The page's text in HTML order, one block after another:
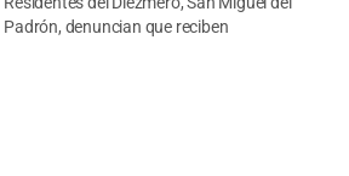
Padrón, denuncian que reciben